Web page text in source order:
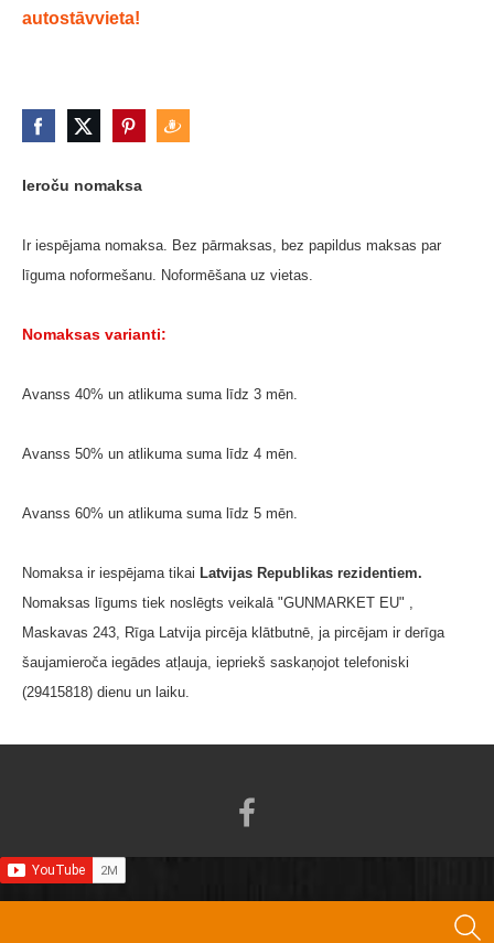
Ieroču nomaksa
Ir iespējama nomaksa. Bez pārmaksas, bez papildus maksas par
līguma noformešanu. Noformēšana uz vietas.
Nomaksas varianti:
Avanss 40% un atlikuma suma līdz 3 mēn.
Avanss 50% un atlikuma suma līdz 4 mēn.
Avanss 60% un atlikuma suma līdz 5 mēn.
Nomaksa ir iespējama tikai Latvijas Republikas rezidentiem.
Nomaksas līgums tiek noslēgts veikalā "GUNMARKET EU" ,
Maskavas 243, Rīga Latvija pircēja klātbutnē, ja pircējam ir derīga
šaujamieroča iegādes atļauja, iepriekš saskaņojot telefoniski
(29415818) dienu un laiku.
autostāvvieta!